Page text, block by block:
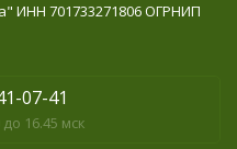
ИНН 701733271806 ОГРНИП
07-41
16.45 мск